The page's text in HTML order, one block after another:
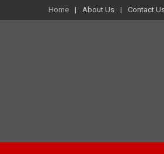
Home About Us Contact